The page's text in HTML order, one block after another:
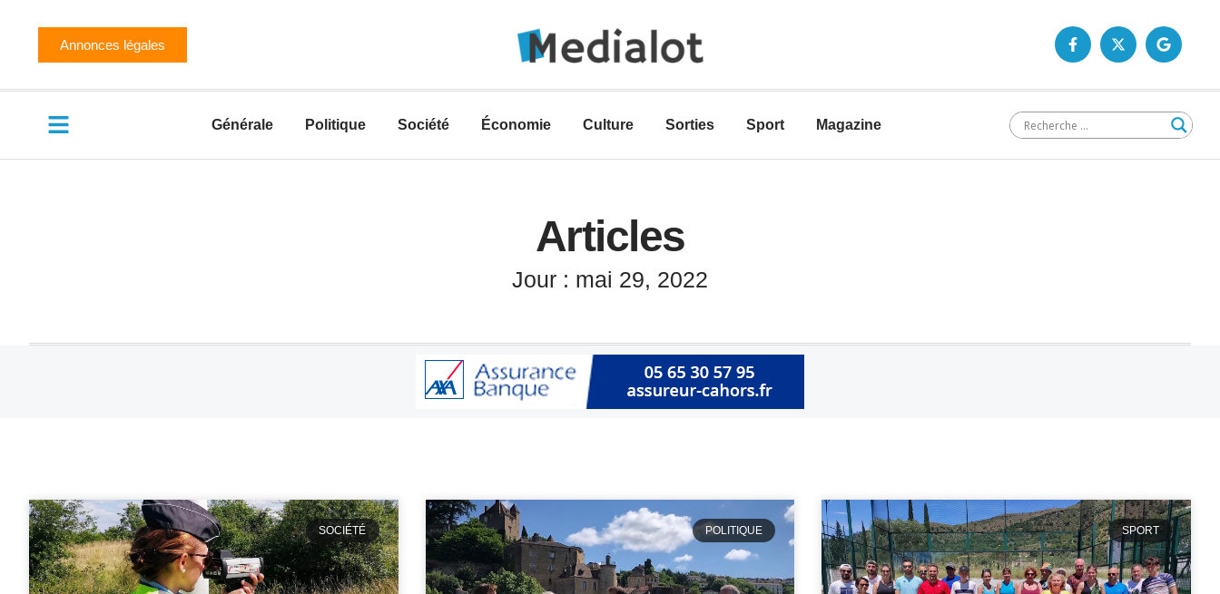
Annonces légales
Générale Politique Société Économie Culture Sorties Sport Magazine
Articles
Jour : mai 29, 2022
SOCIÉTÉ POLITIQUE SPORT